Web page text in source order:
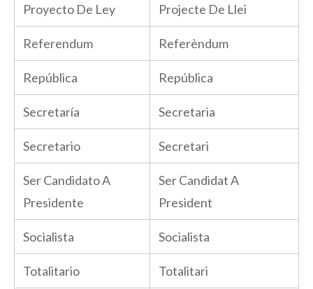
Proyecto De Ley Projecte De Llei
Referendum Referèndum
República República
Secretaría Secretaria
Secretario Secretari
Ser Candidato A
Presidente
Ser Candidat A
President
Socialista Socialista
Totalitario Totalitari